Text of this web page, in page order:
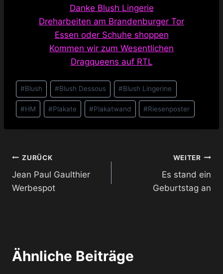
Danke Blush Lingerie
Dreharbeiten am Brandenburger Tor
Essen oder Schuhe shoppen
Kommen wir zum Wesentlichen
Dragqueens auf RTL
Schlagworte:
#Blush #Blush Dessous #Blush Lingerine
#HM #Plakate #Plakatwand #Riesenposter
Beitragsnavigation
ZURÜCK
Jean Paul Gaulthier
Werbespot
WEITER
Es stand ein
Geburtstag an
Ähnliche Beiträge